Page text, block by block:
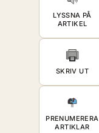
LYSSNA PÅ
ARTIKEL
SKRIV UT
PRENUMERERA
ARTIKLAR